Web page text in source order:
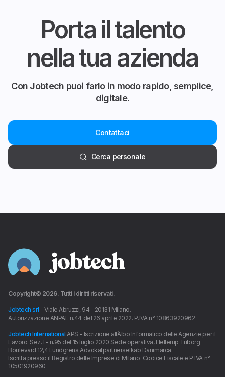
Porta il talento
nella tua azienda
Con Jobtech puoi farlo in modo rapido, semplice,
digitale.
Contattaci
Cerca personale
Copyright© 2026. Tutti i diritti riservati.
Jobtech srl - Viale Abruzzi, 94 - 20131 Milano.
Autorizzazione ANPAL n.44 del 26 aprile 2022. P.IVA n° 10863920962
Jobtech International APS - Iscrizione all’Albo Informatico delle Agenzie per il
Lavoro. Sez. I - n.95 del 15 luglio 2020 Sede operativa, Hellerup Tuborg
Boulevard 12,4 Lundgrens Advokatpartnerselkab Danimarca.
Iscritta presso il Registro delle Imprese di Milano. Codice Fiscale e P.IVA n°
10501920960